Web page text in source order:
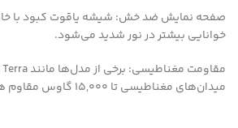
صفحه نمایش ضد خش: شیشه یاقوت کبود با
خوانایی بیشتر در نور شدید می‌شود.
میدان‌های مغناطیسی تا 15,000 گاوس مقاوم هستند.